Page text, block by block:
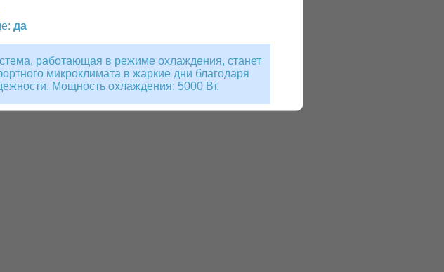
да
работающая в режиме охлаждения, станет
микроклимата в жаркие дни благодаря
Мощность охлаждения: 5000 Вт.